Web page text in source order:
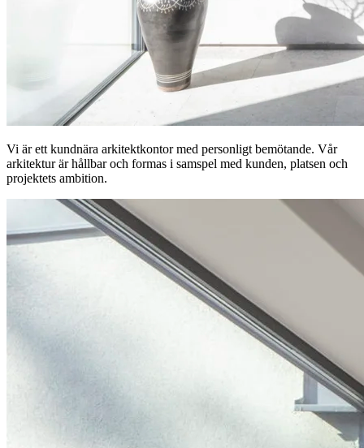
Vi är ett kundnära arkitektkontor med personligt bemötande. Vår
arkitektur är hållbar och formas i samspel med kunden, platsen och
projektets ambition.